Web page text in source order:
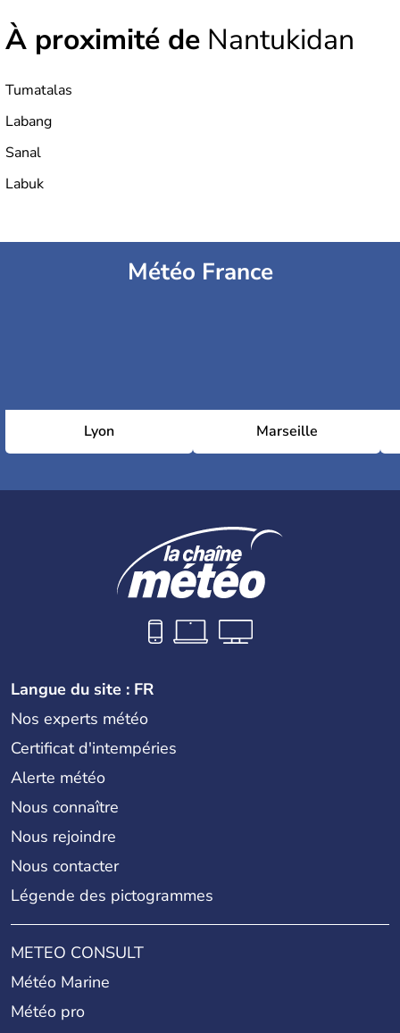
200 millions d'habitants, élevés dans le respect des
cultures et le culte du corps, notamment au travers des
À proximité de Nantukidan
Tumatalas
Labang
Sanal
Labuk
Météo France
Lyon Marseille
Langue du site : FR
Nos experts météo
Certificat d'intempéries
Alerte météo
Nous connaître
Nous rejoindre
Nous contacter
Légende des pictogrammes
METEO CONSULT
Météo Marine
Météo pro